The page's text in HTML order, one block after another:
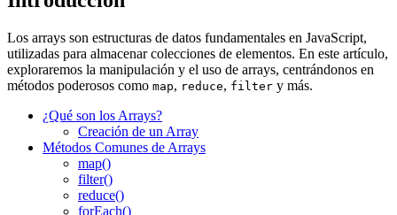
Los arrays son estructuras de datos fundamentales en JavaScript,
utilizadas para almacenar colecciones de elementos. En este artículo,
exploraremos la manipulación y el uso de arrays, centrándonos en
métodos poderosos como map, reduce, filter y más.
¿Qué son los Arrays?
Creación de un Array
Métodos Comunes de Arrays
map()
filter()
reduce()
forEach()